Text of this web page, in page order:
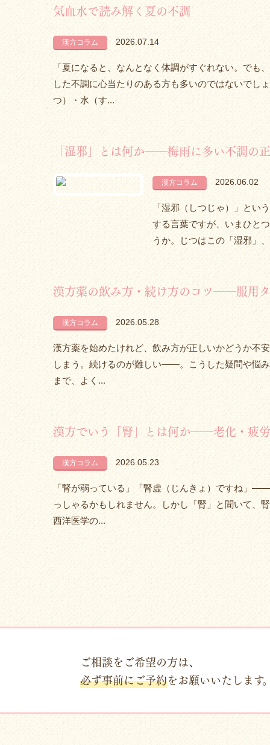
気血水で読み解く夏の不調
漢方コラム 2026.07.14
「夏になると、なんとなく体調がすぐれない。で
した不調に心当たりのある方も多いのではないでし
つ）・水（す...
「湿邪」とは何か――梅雨に多い不調の
漢方コラム 2026.06.02
「湿邪（しつじゃ）」とい
する言葉ですが、いまひと
うか。じつはこの「湿邪」
漢方薬の飲み方・続け方のコツ――服用
漢方コラム 2026.05.28
漢方薬を始めたけれど、飲み方が正しいかどうか不
しまう。続けるのが難しい——。こうした疑問や悩
まで、よく...
漢方でいう「腎」とは何か――老化・疲
漢方コラム 2026.05.23
「腎が弱っている」「腎虚（じんきょ）ですね」
っしゃるかもしれません。しかし「腎」と聞いて、
西洋医学の...
ご相談をご希望の方は、
必ず事前にご予約をお願いいたします